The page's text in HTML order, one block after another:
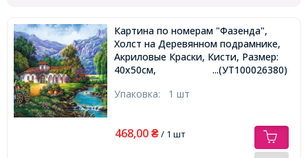
Картина по номерам "Фазенда",
Холст на Деревянном подрамнике,
Акриловые Краски, Кисти, Размер:
40х50см,
...(УТ100026380)
Упаковка: 1 шт
468,00 ₴/ 1 шт